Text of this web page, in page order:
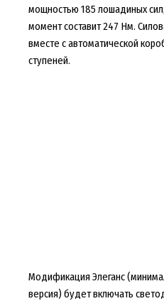
мощностью 185 лошадиных
момент составит 247 Нм.
вместе с автоматической
ступеней.
Модификация Элеганс
версия) будет включать